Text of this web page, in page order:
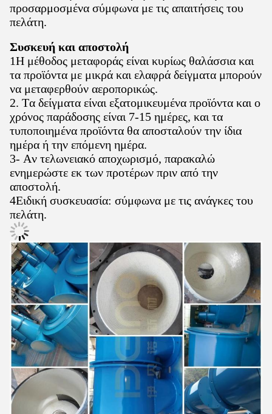
προσαρμοσμένα σύμφωνα με τις απαιτήσεις του
πελάτη.
Συσκευή και αποστολή
1Η μέθοδος μεταφοράς είναι κυρίως θαλάσσια και
τα προϊόντα με μικρά και ελαφρά δείγματα μπορούν
να μεταφερθούν αεροπορικώς.
2. Τα δείγματα είναι εξατομικευμένα προϊόντα και ο
χρόνος παράδοσης είναι 7-15 ημέρες, και τα
τυποποιημένα προϊόντα θα αποσταλούν την ίδια
ημέρα ή την επόμενη ημέρα.
3- Αν τελωνειακό αποχωρισμό, παρακαλώ
ενημερώστε εκ των προτέρων πριν από την
αποστολή.
4Ειδική συσκευασία: σύμφωνα με τις ανάγκες του
πελάτη.